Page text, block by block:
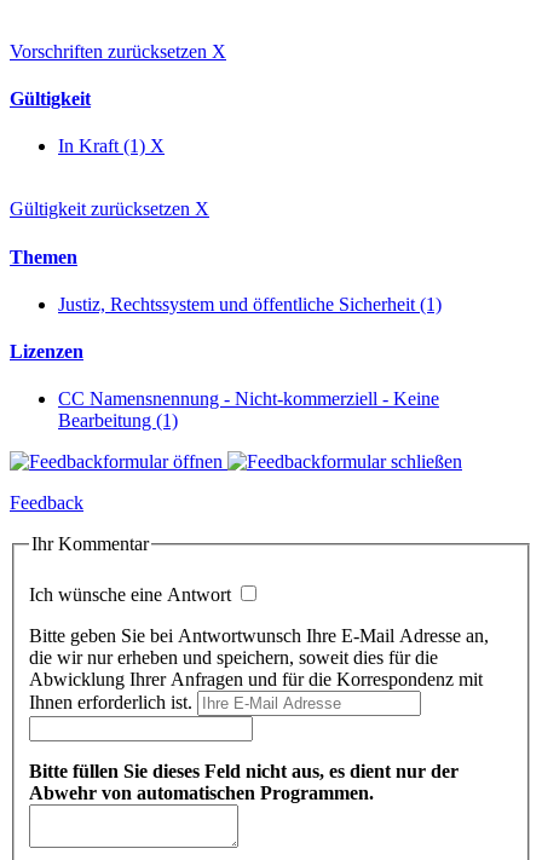
Vorschriften zurücksetzen X
Gültigkeit
In Kraft (1) X
Gültigkeit zurücksetzen X
Themen
Justiz, Rechtssystem und öffentliche Sicherheit (1)
Lizenzen
CC Namensnennung - Nicht-kommerziell - Keine
Bearbeitung (1)
Feedback
Ihr Kommentar
Ich wünsche eine Antwort
Bitte geben Sie bei Antwortwunsch Ihre E-Mail Adresse an,
die wir nur erheben und speichern, soweit dies für die
Abwicklung Ihrer Anfragen und für die Korrespondenz mit
Ihnen erforderlich ist.
Bitte füllen Sie dieses Feld nicht aus, es dient nur der
Abwehr von automatischen Programmen.